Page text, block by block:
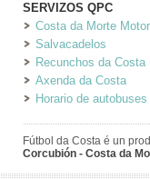
SERVIZOS QPC
Costa da Morte Motor
Salvacadelos
Recunchos da Costa
Axenda da Costa
Horario de
Fútbol da Costa é un
Corcubión - Costa da